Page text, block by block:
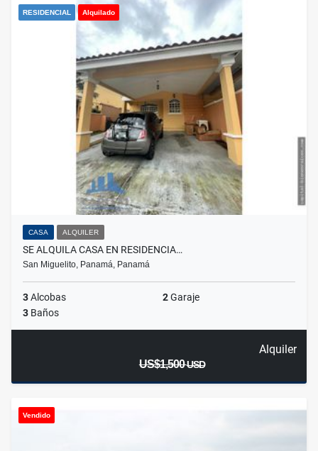
RESIDENCIAL Alquilado
CASA ALQUILER
SE ALQUILA CASA EN RESIDENCIA…
San Miguelito, Panamá, Panamá
3Alcobas 2Garaje
3 Baños
Alquiler
US$1,500USD
Vendido